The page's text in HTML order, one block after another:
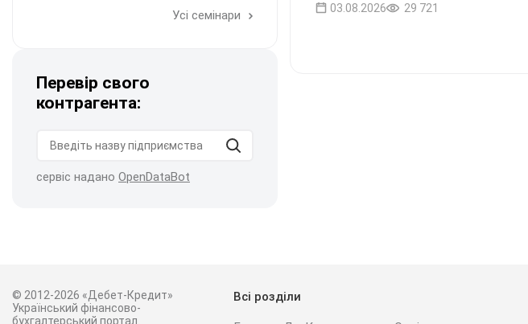
03.08.2026 29 721
Усі семінари
Перевір свого
контрагента:
сервіс надано OpenDataBot
© 2012-2026 «Дебет-Кредит»
Український фінансово-
бухгалтерський портал.
Всі розділи